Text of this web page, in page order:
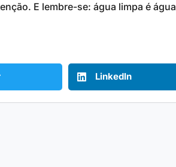
E lembre-se: água limpa é água
LinkedIn